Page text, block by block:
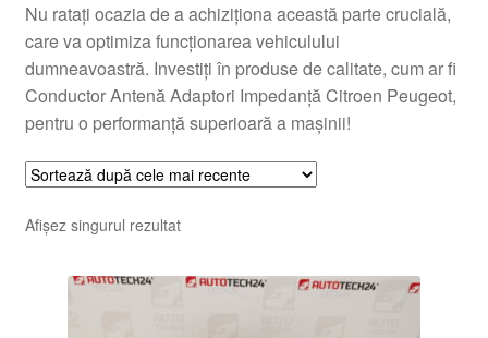
Termeni si conditii
Nu ratați ocazia de a achiziționa această parte crucială,
care va optimiza funcționarea vehiculului
dumneavoastră. Investiți în produse de calitate, cum ar fi
Conductor Antenă Adaptori Impedanță Citroen Peugeot,
pentru o performanță superioară a mașinii!
Afișez singurul rezultat